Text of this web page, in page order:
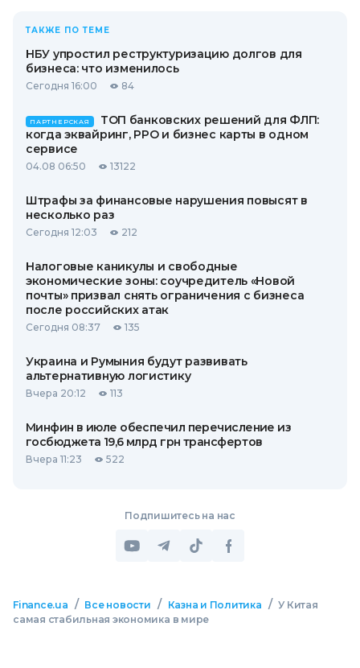
ТАКЖЕ ПО ТЕМЕ
НБУ упростил реструктуризацию долгов для
бизнеса: что изменилось
Сегодня 16:00 84
ПАРТНЕРСКАЯ
ТОП банковских решений для ФЛП:
когда эквайринг, РРО и бизнес карты в одном
сервисе
04.08 06:50 13122
Штрафы за финансовые нарушения повысят в
несколько раз
Сегодня 12:03 212
Налоговые каникулы и свободные
экономические зоны: соучредитель «Новой
почты» призвал снять ограничения с бизнеса
после российских атак
Сегодня 08:37 135
Украина и Румыния будут развивать
альтернативную логистику
Вчера 20:12 113
Минфин в июле обеспечил перечисление из
госбюджета 19,6 млрд грн трансфертов
Вчера 11:23 522
Подпишитесь на нас
Finance.ua / Все новости / Казна и Политика / У Китая
самая стабильная экономика в мире